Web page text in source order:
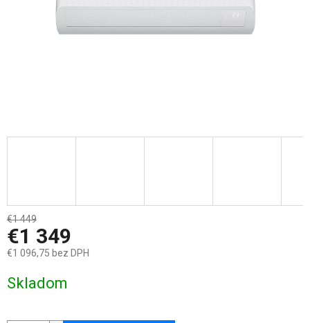
€1 449
€1 349
€1 096,75 bez DPH
cena:
Skladom